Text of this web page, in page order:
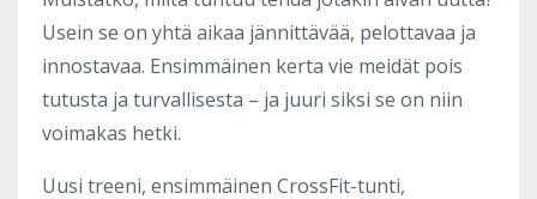
Usein se on yhtä aikaa jännittävää, pelottavaa ja
innostavaa. Ensimmäinen kerta vie meidät pois
tutusta ja turvallisesta – ja juuri siksi se on niin
voimakas hetki.
Uusi treeni, ensimmäinen CrossFit-tunti,